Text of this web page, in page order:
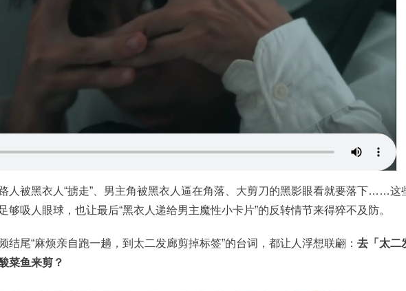
人被黑衣人“掳走”、男主角被黑衣人逼在角落、大剪刀的黑影眼看就要落下……这
够吸人眼球，也让最后“黑衣人递给男主魔性小卡片”的反转情节来得猝不及防。
结尾“麻烦亲自跑一趟，到太二发廊剪掉标签”的台词，都让人浮想联翩： 去「太二
菜鱼来剪？